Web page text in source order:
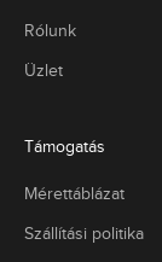
Rólunk
Üzlet
Támogatás
Mérettáblázat
Szállítási politika